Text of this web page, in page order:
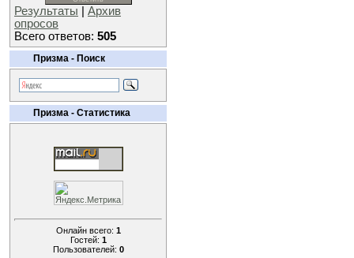
Результаты
Архив
опросов
Всего ответов: 505
Призма - Поиск
Призма - Статистика
Онлайн всего: 1
Гостей: 1
Пользователей: 0